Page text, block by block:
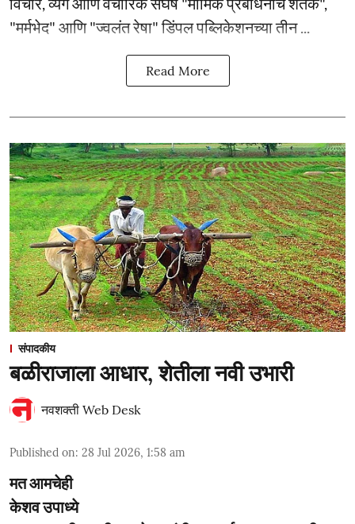
"मर्मभेद" आणि "ज्वलंत रेषा" डिंपल पब्लिकेशनच्या तीन ...
Read More
संपादकीय
बळीराजाला आधार, शेतीला नवी उभारी
नवशक्ती Web Desk
Published on: 28 Jul 2026, 1:58 am
मत आमचेही
केशव उपाध्ये